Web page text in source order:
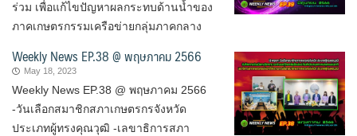
Search
for:
ร่วม เพื่อแก้ไขปัญหาผลกระทบด้านน้ำของ
ภาคเกษตรกรรมเครือข่ายกลุ่มภาคกลาง
Weekly News EP.38 @ พฤษภาคม 2566
May 18, 2023
Weekly News EP.38 @ พฤษภาคม 2566
-วันเลือกสมาชิกสภาเกษตรกรจังหวัด
ประเภทผู้ทรงคุณวุฒิ -เลขาธิการสภา